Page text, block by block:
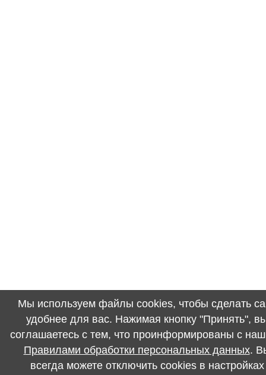
Мы используем файлы cookies, чтобы сделать
удобнее для вас. Нажимая кнопку "Принять",
соглашаетесь с тем, что проинформированы с
Правилами обработки персональных данных.
всегда можете отключить cookies в настройках